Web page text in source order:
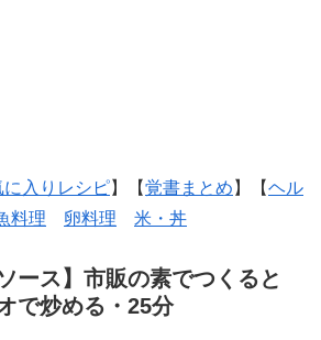
に入りレシピ】【覚書まとめ 】【ヘル
料理 卵料理 米・丼
ース】市販の素でつくると
で炒める・25分